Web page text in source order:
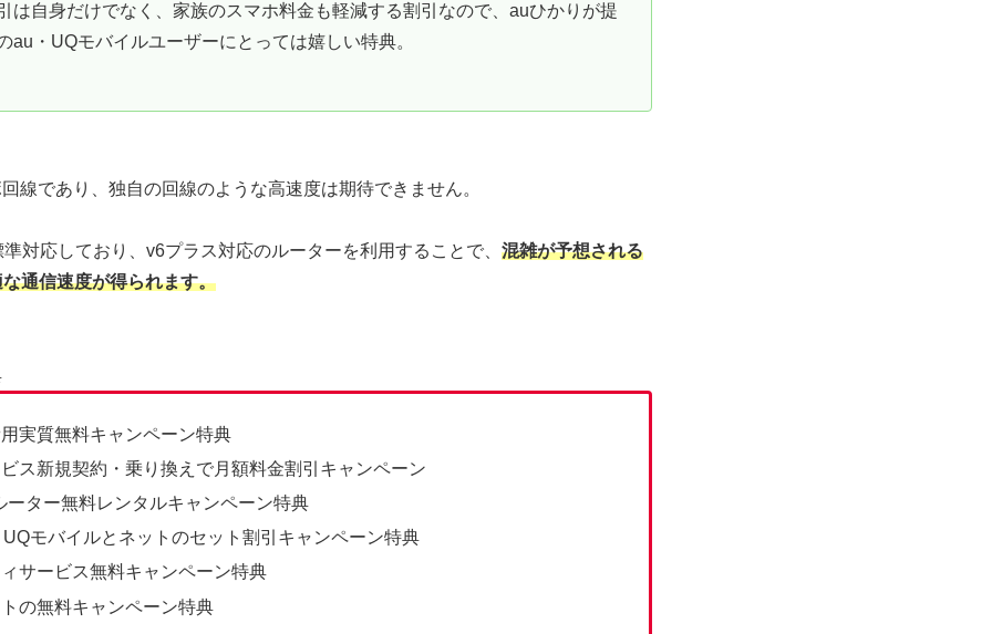
は自身だけでなく、家族のスマホ料金も軽減する割引なので、auひかりが提
au・UQモバイルユーザーにとっては嬉しい特典。
線であり、独自の回線のような高速度は期待できません。
対応しており、v6プラス対応のルーターを利用することで、 混雑が予想される
通信速度が得られます。
実質無料キャンペーン特典
ス新規契約・乗り換えで月額料金割引キャンペーン
ーター無料レンタルキャンペーン特典
モバイルとネットのセット割引キャンペーン特典
サービス無料キャンペーン特典
の無料キャンペーン特典